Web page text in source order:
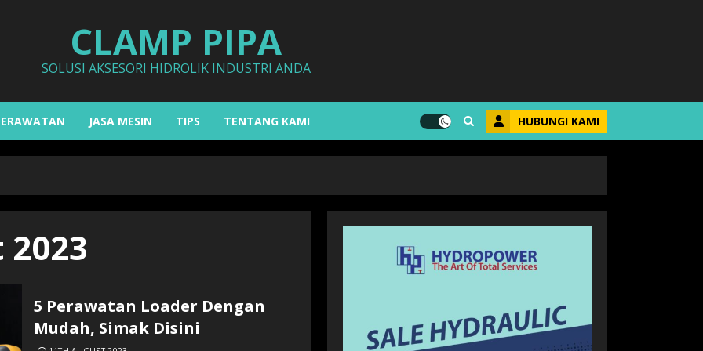
CLAMP PIPA
SOLUSI AKSESORI HIDROLIK INDUSTRI ANDA
JASA MESIN TIPS TENTANG KAMI HUBUNGI KAMI
5 Perawatan Loader Dengan
Mudah, Simak Disini